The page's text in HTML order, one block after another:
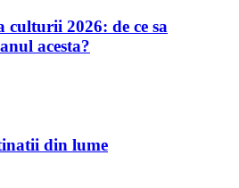
culturii 2026: de ce sa
acesta?
din lume